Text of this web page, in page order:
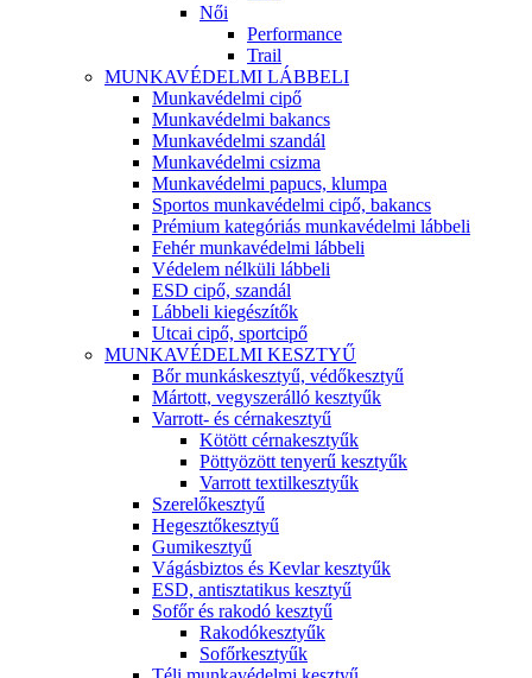
Női
Performance
Trail
MUNKAVÉDELMI LÁBBELI
Munkavédelmi cipő
Munkavédelmi bakancs
Munkavédelmi szandál
Munkavédelmi csizma
Munkavédelmi papucs, klumpa
Sportos munkavédelmi cipő, bakancs
Prémium kategóriás munkavédelmi lábbeli
Fehér munkavédelmi lábbeli
Védelem nélküli lábbeli
ESD cipő, szandál
Lábbeli kiegészítők
Utcai cipő, sportcipő
MUNKAVÉDELMI KESZTYŰ
Bőr munkáskesztyű, védőkesztyű
Mártott, vegyszerálló kesztyűk
Varrott- és cérnakesztyű
Kötött cérnakesztyűk
Pöttyözött tenyerű kesztyűk
Varrott textilkesztyűk
Szerelőkesztyű
Hegesztőkesztyű
Gumikesztyű
Vágásbiztos és Kevlar kesztyűk
ESD, antisztatikus kesztyű
Sofőr és rakodó kesztyű
Rakodókesztyűk
Sofőrkesztyűk